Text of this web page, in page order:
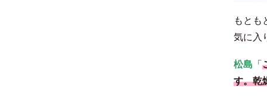
もとも
気に入
松島 「
す。乾